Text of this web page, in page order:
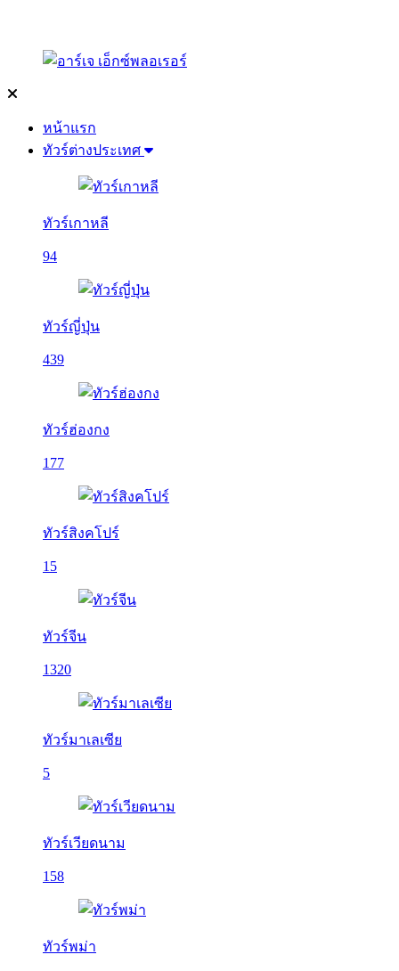
หน้าแรก
ทัวร์ต่างประเทศ
ทัวร์เกาหลี
94
ทัวร์ญี่ปุ่น
439
ทัวร์ฮ่องกง
177
ทัวร์สิงคโปร์
15
ทัวร์จีน
1320
ทัวร์มาเลเซีย
5
ทัวร์เวียดนาม
158
ทัวร์พม่า